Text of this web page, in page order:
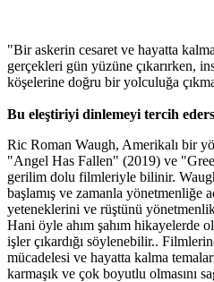
"Bir askerin cesaret ve hayatta
gerçekleri gün yüzüne çıkarırken,
köşelerine doğru bir yolculuğa
Bu eleştiriyi dinlemeyi tercih
Ric Roman Waugh, Amerikalı bir
"Angel Has Fallen" (2019) ve
gerilim dolu filmleriyle bilinir.
başlamış ve zamanla yönetmenliğe
yeteneklerini ve rüştünü
Hani öyle ahım şahım hikayelerde
işler çıkardığı söylenebilir..
mücadelesi ve hayatta kalma
karmaşık ve çok boyutlu olmasını